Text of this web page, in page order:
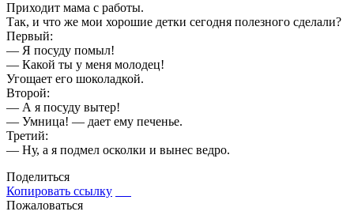
Приходит мама с работы.
Так, и что же мои хорошие детки сегодня полезного сделали?
Первый:
— Я посуду помыл!
— Какой ты у меня молодец!
Угощает его шоколадкой.
Второй:
— А я посуду вытер!
— Умница! — дает ему печенье.
Третий:
— Ну, а я подмел осколки и вынес ведро.
Поделиться
Копировать ссылку
Пожаловаться